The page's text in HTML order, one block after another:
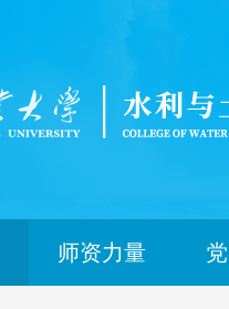
师资力量